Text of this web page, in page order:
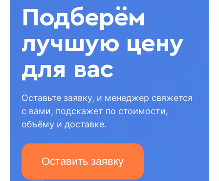
Подберём
лучшую цену
для вас
Оставьте заявку, и менеджер свяжется
с вами, подскажет по стоимости,
объёму и доставке.
Оставить заявку